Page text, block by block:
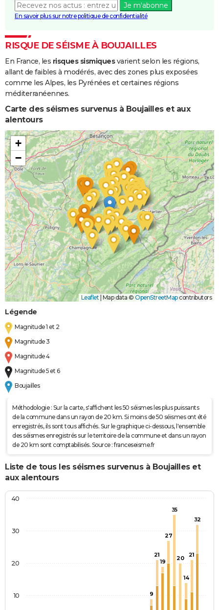
Je m'abonne
En savoir plus sur notre politique de confidentialité
RISQUE DE SÉISME À BOUJAILLES
En France, les risques sismiquesvarient selon les régions,
allant de faibles à modérés, avec des zones plus exposées
comme les Alpes, les Pyrénées et certaines régions
méditerranéennes.
Carte des séismes survenus à Boujailles et aux
alentours
+
−
Leaflet | Map data ©OpenStreetMapcontributors
Légende
Magnitude 1 et 2
Magnitude 3
Magnitude 4
Magnitude 5 et 6
Boujailles
Méthodologie : Sur la carte, s'affichent les 50 séismes les plus puissants
de la commune dans un rayon de 20 km. Si moins de 50 séismes ont été
enregistrés, ils sont tous affichés. Sur le graphique ci-dessous, l'ensemble
des séismes enregistrés sur le territoire de la commune et dans un rayon
de 20 km sont comptabilisés. Source : franceseisme.fr
Liste de tous les séismes survenus à Boujailles et
aux alentours
9
21
19
27
35
20
14
21
32
10
20
30
40